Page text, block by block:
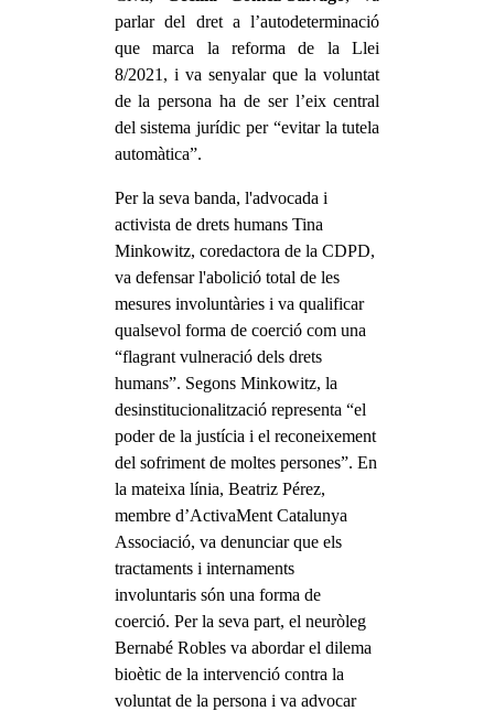
parlar del dret a l’autodeterminació
que marca la reforma de la Llei
8/2021, i va senyalar que la voluntat
de la persona ha de ser l’eix central
del sistema jurídic per “evitar la tutela
automàtica”.
Per la seva banda, l'advocada i
activista de drets humans Tina
Minkowitz, coredactora de la CDPD,
va defensar l'abolició total de les
mesures involuntàries i va qualificar
qualsevol forma de coerció com una
“flagrant vulneració dels drets
humans”. Segons Minkowitz, la
desinstitucionalització representa “el
poder de la justícia i el reconeixement
del sofriment de moltes persones”. En
la mateixa línia, Beatriz Pérez,
membre d’ActivaMent Catalunya
Associació, va denunciar que els
tractaments i internaments
involuntaris són una forma de
coerció. Per la seva part, el neuròleg
Bernabé Robles va abordar el dilema
bioètic de la intervenció contra la
voluntat de la persona i va advocar